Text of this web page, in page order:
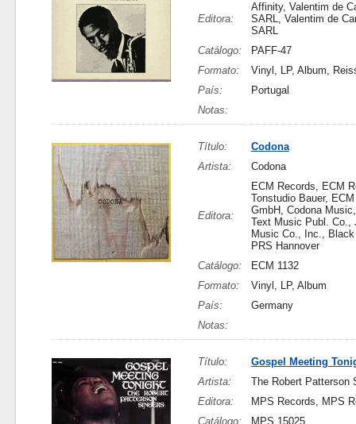
Editora:
Affinity, Valentim de
SARL, Valentim de
SARL
Catálogo:
PAFF-47
Formato:
Vinyl, LP, Album,
País:
Portugal
Notas:
Título:
Codona
Artista:
Codona
Editora:
ECM Records, ECM
Tonstudio Bauer,
GmbH, Codona
Text Music Publ. Co.,
Music Co., Inc.,
PRS Hannover
Catálogo:
ECM 1132
Formato:
Vinyl, LP, Album
País:
Germany
Notas:
Título:
Gospel Meeting
Artista:
The Robert Patterson
Editora:
MPS Records, MPS
Catálogo:
MPS 15025